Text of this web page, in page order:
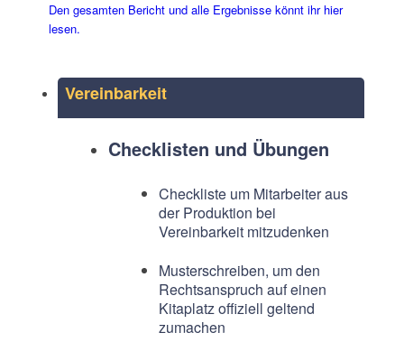
Vereinbarkeit
Checklisten und Übungen
Checkliste um Mitarbeiter aus
der Produktion bei
Vereinbarkeit mitzudenken
Musterschreiben, um den
Rechtsanspruch auf einen
Kitaplatz offiziell geltend
zumachen
Den gesamten Bericht und alle Ergebnisse könnt ihr hier
lesen.